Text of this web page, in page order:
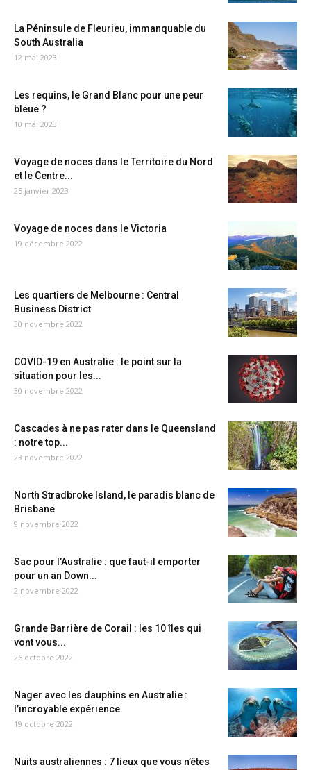
La Péninsule de Fleurieu, immanquable du
South Australia
12 mai 2023
Les requins, le Grand Blanc pour une peur
bleue ?
10 mai 2023
Voyage de noces dans le Territoire du Nord
et le Centre...
25 janvier 2023
Voyage de noces dans le Victoria
19 décembre 2022
Les quartiers de Melbourne : Central
Business District
30 novembre 2022
COVID-19 en Australie : le point sur la
situation pour les...
30 novembre 2022
Cascades à ne pas rater dans le Queensland
: notre top...
23 novembre 2022
North Stradbroke Island, le paradis blanc de
Brisbane
9 novembre 2022
Sac pour l’Australie : que faut-il emporter
pour un an Down...
2 novembre 2022
Grande Barrière de Corail : les 10 îles qui
vont vous...
26 octobre 2022
Nager avec les dauphins en Australie :
l’incroyable expérience
19 octobre 2022
Nuits australiennes : 7 lieux que vous n’êtes